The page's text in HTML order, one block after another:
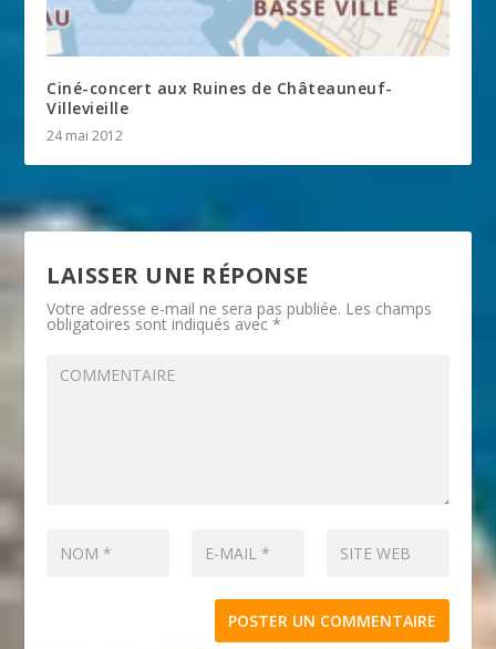
Ciné-concert aux Ruines de Châteauneuf-
Villevieille
24 mai 2012
LAISSER UNE RÉPONSE
Votre adresse e-mail ne sera pas publiée. Les champs
obligatoires sont indiqués avec*